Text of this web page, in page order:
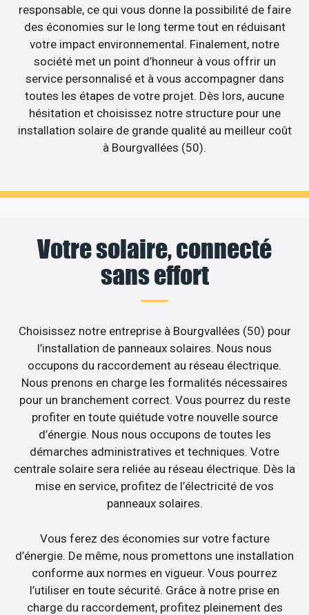
responsable, ce qui vous donne la possibilité de faire
des économies sur le long terme tout en réduisant
votre impact environnemental. Finalement, notre
société met un point d’honneur à vous offrir un
service personnalisé et à vous accompagner dans
toutes les étapes de votre projet. Dès lors, aucune
hésitation et choisissez notre structure pour une
installation solaire de grande qualité au meilleur coût
à Bourgvallées (50).
Votre solaire, connecté
sans effort
Choisissez notre entreprise à Bourgvallées (50) pour
l’installation de panneaux solaires. Nous nous
occupons du raccordement au réseau électrique.
Nous prenons en charge les formalités nécessaires
pour un branchement correct. Vous pourrez du reste
profiter en toute quiétude votre nouvelle source
d’énergie. Nous nous occupons de toutes les
démarches administratives et techniques. Votre
centrale solaire sera reliée au réseau électrique. Dès la
mise en service, profitez de l’électricité de vos
panneaux solaires.
Vous ferez des économies sur votre facture
d’énergie. De même, nous promettons une installation
conforme aux normes en vigueur. Vous pourrez
l’utiliser en toute sécurité. Grâce à notre prise en
charge du raccordement, profitez pleinement des